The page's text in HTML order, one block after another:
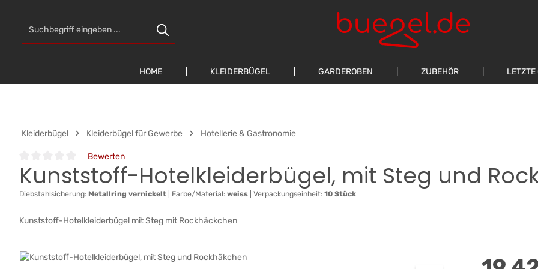
HOME KLEIDERBÜGEL GARDEROBEN ZUBEHÖR
Kleiderbügel Kleiderbügel für Gewerbe Hotellerie & Gastronomie
Durchschnittliche Bewertung von 0 von 5 Sternen
Bewerten
Kunststoff-Hotelkleiderbügel, mit Steg und
Diebstahlsicherung: Metallring vernickelt Farbe/Material: weiss Verpackungseinheit: 10 Stück
Kunststoff-Hotelkleiderbügel mit Steg mit Rockhäckchen
Bildergalerie überspringen Regulärer Preis: